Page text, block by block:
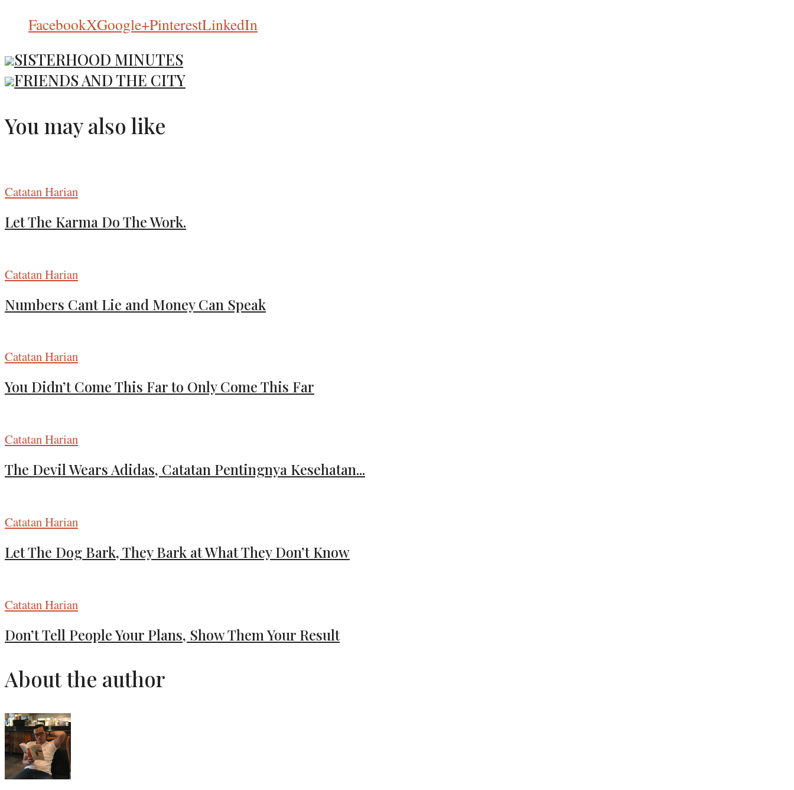
FacebookXGoogle+PinterestLinkedIn
SISTERHOOD MINUTES
FRIENDS AND THE CITY
You may also like
Catatan Harian
Let The Karma Do The Work.
Catatan Harian
Numbers Cant Lie and Money Can Speak
Catatan Harian
You Didn’t Come This Far to Only Come This Far
Catatan Harian
The Devil Wears Adidas, Catatan Pentingnya Kesehatan...
Catatan Harian
Let The Dog Bark, They Bark at What They Don’t Know
Catatan Harian
Don’t Tell People Your Plans, Show Them Your Result
About the author